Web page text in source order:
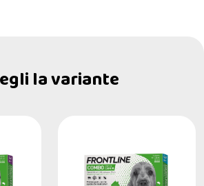
la variante